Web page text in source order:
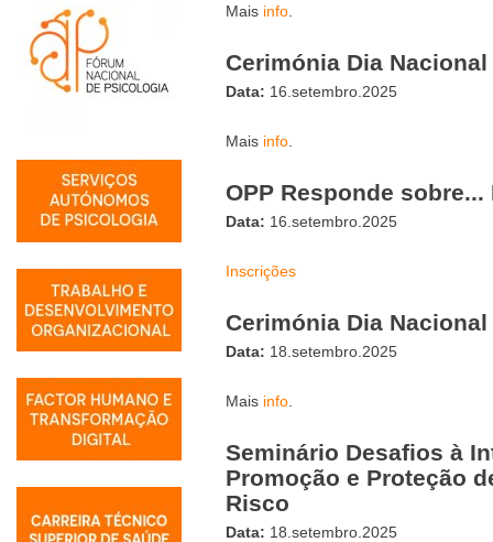
Mais info
Cerimónia Dia
Data: 16.setembro.2025
Mais info
OPP Responde
Data: 16.setembro.2025
Inscrições
Cerimónia Dia
Data: 18.setembro.2025
Mais info
Seminário Desafios à
Promoção e Proteção
Risco
Data: 18.setembro.2025